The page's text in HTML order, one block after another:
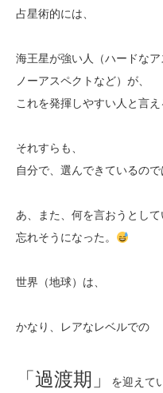
占星術的には、
海王星が強い人（ハードな
ノーアスペクトなど）が、
これを発揮しやすい人と言え
それすらも、
自分で、選んできているの
あ、また、何を言おうとして
忘れそうになった。
世界（地球）は、
かなり、レアなレベルでの
「過渡期」 を迎えて